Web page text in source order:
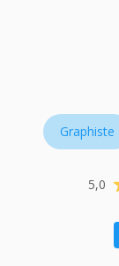
Graphiste
5,0